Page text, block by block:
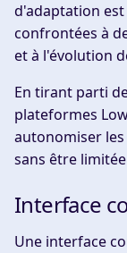
d'adaptation
confrontées à
et à l'évolution
En tirant parti
plateformes
autonomiser
sans être
Interface
Une interface